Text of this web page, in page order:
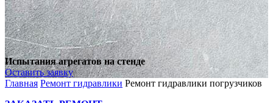
Испытания агрегатов на стенде
Оставить заявку
Главная Ремонт гидравлики Ремонт гидравлики погрузчиков